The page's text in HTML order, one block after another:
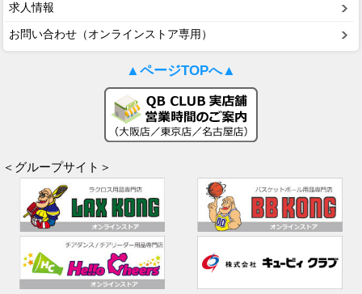
求人情報
お問い合わせ（オンラインストア専用）
▲ページTOPへ▲
＜グループサイト＞